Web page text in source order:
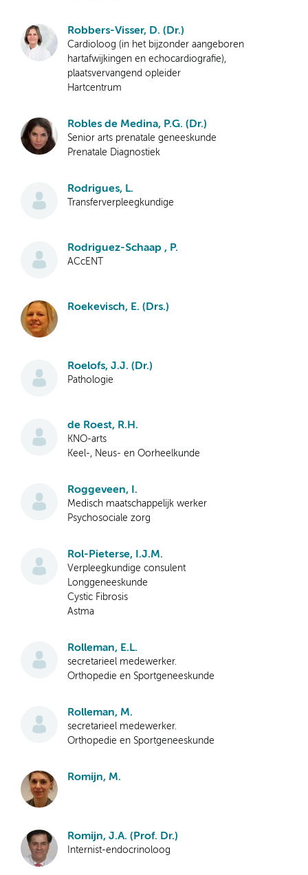
Robbers-Visser, D. (Dr.)
Cardioloog (in het bijzonder aangeboren
hartafwijkingen en echocardiografie),
plaatsvervangend opleider
Hartcentrum
Robles de Medina, P.G. (Dr.)
Senior arts prenatale geneeskunde
Prenatale Diagnostiek
Rodrigues, L.
Transferverpleegkundige
Rodriguez-Schaap , P.
ACcENT
Roekevisch, E. (Drs.)
Roelofs, J.J. (Dr.)
Pathologie
de Roest, R.H.
KNO-arts
Keel-, Neus- en Oorheelkunde
Roggeveen, I.
Medisch maatschappelijk werker
Psychosociale zorg
Rol-Pieterse, I.J.M.
Verpleegkundige consulent
Longgeneeskunde
Cystic Fibrosis
Astma
Rolleman, E.L.
secretarieel medewerker.
Orthopedie en Sportgeneeskunde
Rolleman, M.
secretarieel medewerker.
Orthopedie en Sportgeneeskunde
Romijn, M.
Romijn, J.A. (Prof. Dr.)
Internist-endocrinoloog